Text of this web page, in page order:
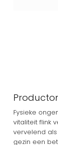
Fysieke
vitaliteit flink
vervelend
gezin een